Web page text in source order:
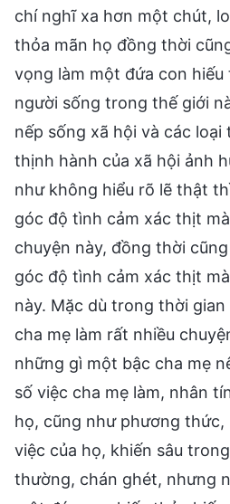
chí nghĩ xa hơn một chút,
thỏa mãn họ đồng thời
vọng làm một đứa con hiếu
người sống trong thế giới
nếp sống xã hội và các
thịnh hành của xã hội ảnh
như không hiểu rõ lẽ thật
góc độ tình cảm xác thịt
chuyện này, đồng thời
góc độ tình cảm xác thịt
này. Mặc dù trong thời
cha mẹ làm rất nhiều
những gì một bậc cha mẹ
số việc cha mẹ làm, nhân
họ, cũng như phương thức,
việc của họ, khiến sâu
thường, chán ghét, nhưng